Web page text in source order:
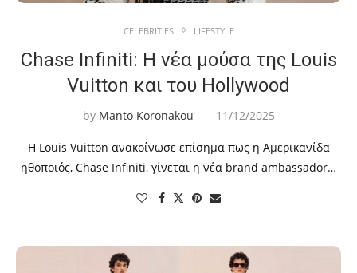
CELEBRITIES LIFESTYLE
Chase Infiniti: Η νέα μούσα της Louis
Vuitton και του Hollywood
by Manto Koronakou 11/12/2025
Η Louis Vuitton ανακοίνωσε επίσημα πως η Αμερικανίδα
ηθοποιός, Chase Infiniti, γίνεται η νέα brand ambassador…